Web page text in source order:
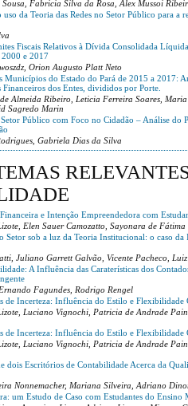
Fabricia Silva da Rosa, Alex Mussoi
uso da Teoria das Redes no Setor Público para a
Fiscais Relativos à Dívida Consolidada
2000 e 2017
Orion Augusto Platt Neto
Municípios do Estado do Pará de 2015 a 2017:
Financeiros dos Entes, divididos por Porte.
Almeida Ribeiro, Leticia Ferreira Soares,
Sagredo Marin
Público com Foco no Cidadão – Análise do
Gabriela Dias da Silva
e Intenção Empreendedora com
Elen Sauer Camozatto, Sayonara de
Setor sob a luz da Teoria Institucional: o caso
Juliano Garrett Galvão, Vicente Pacheco,
A Influência das Caraterísticas dos
Fagundes, Rodrigo Rengel
de Incerteza: Influência do Estilo e Flexibilidade
Luciano Vignochi, Patricia de Andrade
de Incerteza: Influência do Estilo e Flexibilidade
Luciano Vignochi, Patricia de Andrade
dois Escritórios de Contabilidade Acerca da
Nonnemacher, Mariana Silveira, Adriano
um Estudo de Caso com Estudantes do Ensino